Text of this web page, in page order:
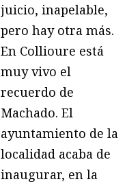
juicio, inapelable,
pero hay otra más.
En Collioure está
muy vivo el
recuerdo de
Machado. El
ayuntamiento de la
localidad acaba de
inaugurar, en la